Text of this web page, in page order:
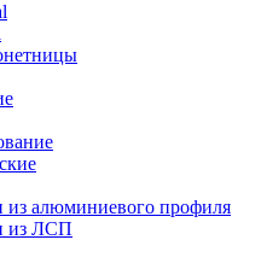
алюминиевого профиля
из ЛСП